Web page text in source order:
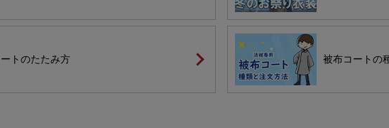
トのたたみ方 被布コートの